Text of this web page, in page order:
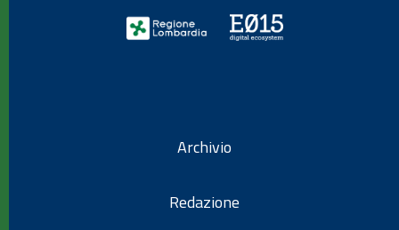
Archivio
Redazione